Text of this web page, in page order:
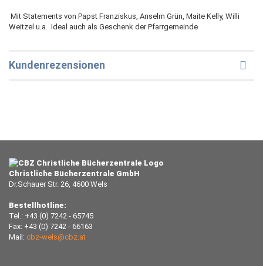
 Mit Statements von Papst Franziskus, Anselm Grün, Maite Kelly, Willi
Weitzel u.a.  Ideal auch als Geschenk der Pfarrgemeinde
Kundenrezensionen
Christliche Bücherzentrale GmbH
Dr.Schauer Str. 26, 4600 Wels
Bestellhotline:
Tel.: +43 (0) 7242 - 65745
Fax: +43 (0) 7242 - 66163
Mail: cbz-wels@cbz.at